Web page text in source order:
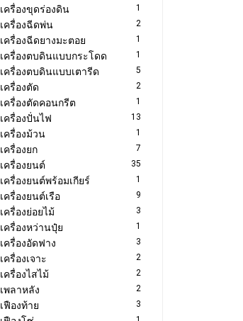
เครื่องขุดร่องดิน 1
เครื่องฉีดพ่น 2
เครื่องฉีดยางมะตอย 1
เครื่องตบดินแบบกระโดด 1
เครื่องตบดินแบบเตารีด 5
เครื่องตัด 2
เครื่องตัดคอนกรีต 1
เครื่องปั่นไฟ 13
เครื่องม้วน 1
เครื่องยก 7
เครื่องยนต์ 35
เครื่องยนต์พร้อมเกียร์ 1
เครื่องยนต์เรือ 9
เครื่องย่อยไม้ 3
เครื่องหว่านปุ๋ย 1
เครื่องอัดฟาง 3
เครื่องเจาะ 2
เครื่องไสไม้ 2
เพลาหลัง 2
เฟืองท้าย 3